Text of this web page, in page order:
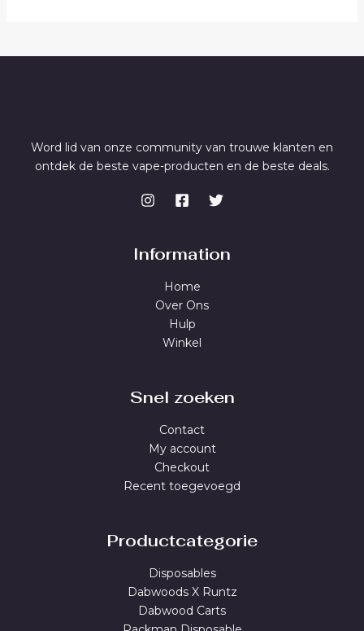
Word lid van onze community van trouwe klanten en
ontdek de beste vape-producten en de beste deals.
Information
Home
Over Ons
Hulp
Winkel
Snel zoeken
Contact
My account
Checkout
Recent toegevoegd
Productcategorie
Disposables
Dabwoods X Runtz
Dabwood Carts